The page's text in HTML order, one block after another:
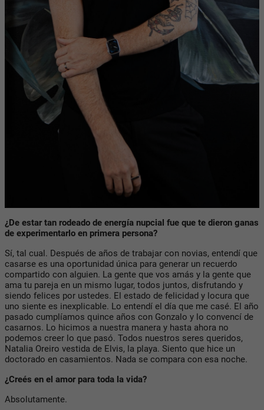
¿De estar tan rodeado de energía nupcial fue que te dieron ganas
de experimentarlo en primera persona?
Sí, tal cual. Después de años de trabajar con novias, entendí que
casarse es una oportunidad única para generar un recuerdo
compartido con alguien. La gente que vos amás y la gente que
ama tu pareja en un mismo lugar, todos juntos, disfrutando y
siendo felices por ustedes. El estado de felicidad y locura que
uno siente es inexplicable. Lo entendí el día que me casé. El año
pasado cumplíamos quince años con Gonzalo y lo convencí de
casarnos. Lo hicimos a nuestra manera y hasta ahora no
podemos creer lo que pasó. Todos nuestros seres queridos,
Natalia Oreiro vestida de Elvis, la playa. Siento que hice un
doctorado en casamientos. Nada se compara con esa noche.
¿Creés en el amor para toda la vida?
Absolutamente.